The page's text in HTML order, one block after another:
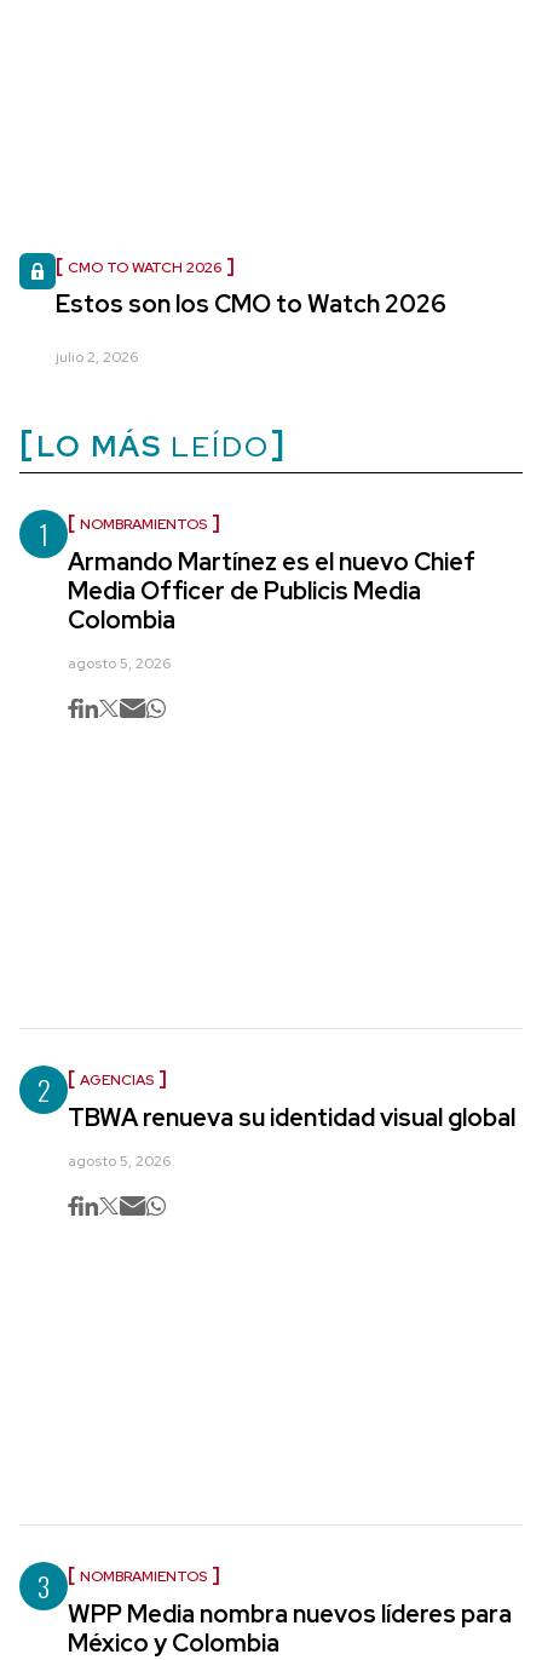
CMO TO WATCH 2026
Estos son los CMO to Watch 2026
julio 2, 2026
LO MÁS LEÍDO
1 NOMBRAMIENTOS
Armando Martínez es el nuevo Chief
Media Officer de Publicis Media
Colombia
agosto 5, 2026
2 AGENCIAS
TBWA renueva su identidad visual global
agosto 5, 2026
3 NOMBRAMIENTOS
WPP Media nombra nuevos líderes para
México y Colombia